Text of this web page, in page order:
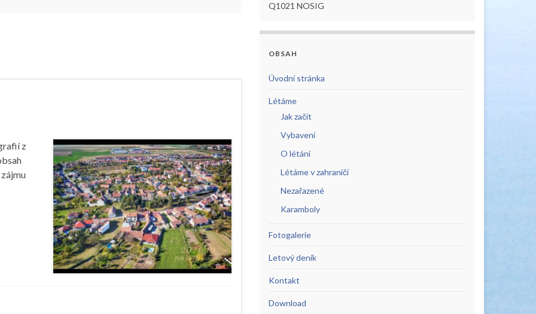
z
Q1021 NOSIG
OBSAH
Úvodní stránka
Létáme
Jak začít
Vybavení
O létání
Létáme v zahraničí
Nezařazené
Karamboly
Fotogalerie
Letový deník
Kontakt
Download